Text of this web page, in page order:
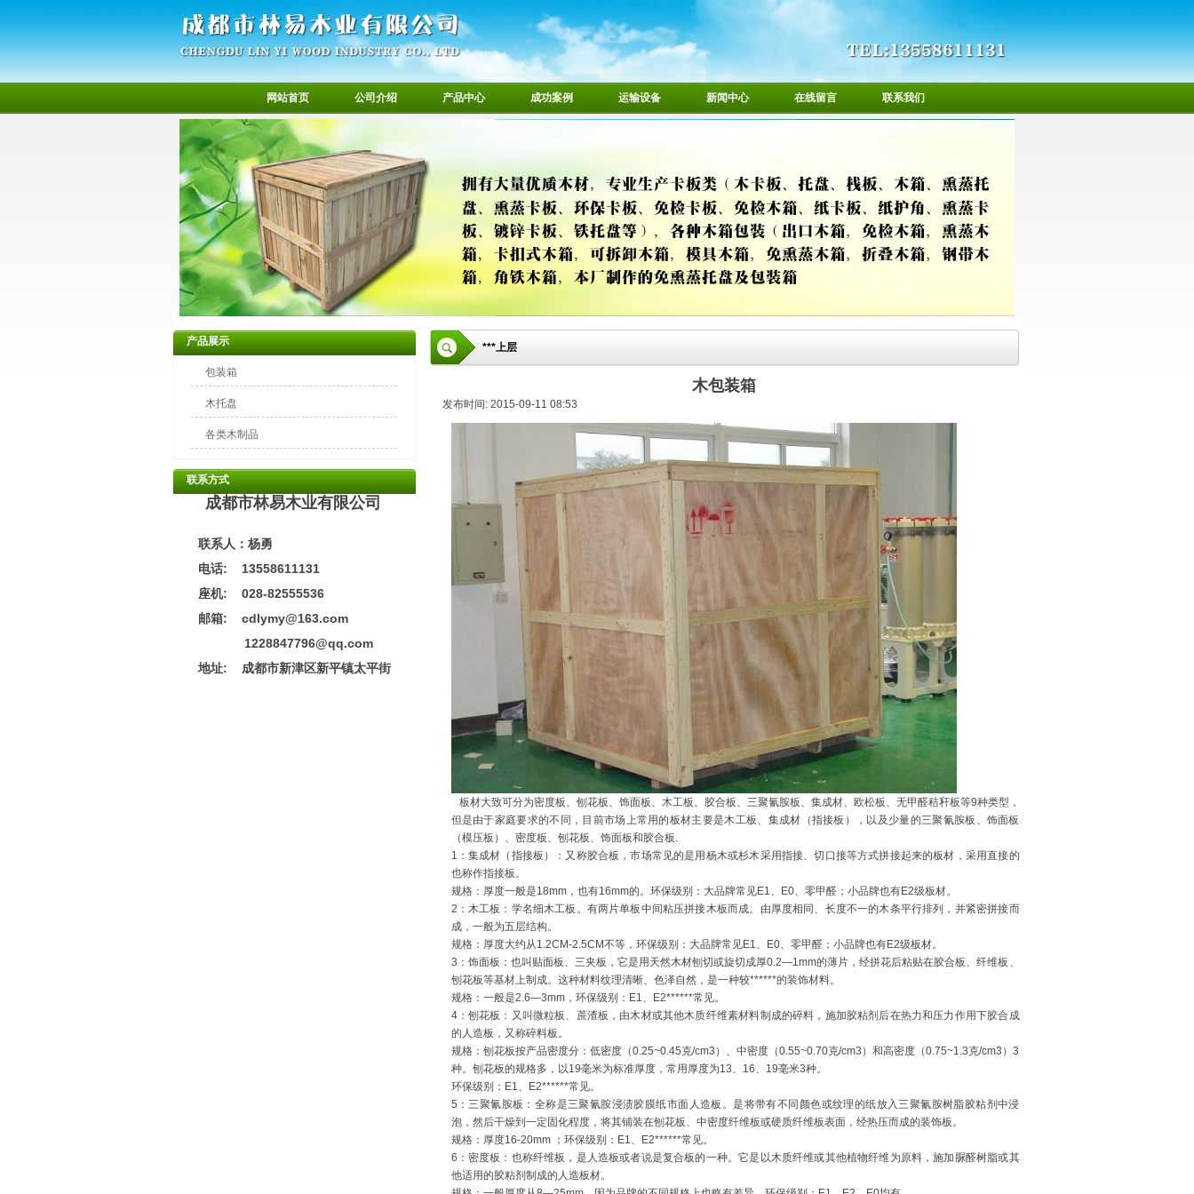
网站首页 公司介绍 产品中心 成功案例 运输设备 新闻中心 在线留言 联系我们
产品展示
包装箱
木托盘
各类木制品
联系方式
成都市林易木业有限公司
联系人：杨勇
电话: 13558611131
座机: 028-82555536
邮箱: cdlymy@163.com
1228847796@qq.com
地址: 成都市新津区新平镇太平街
***上层
木包装箱
发布时间: 2015-09-11 08:53
板材大致可分为密度板、刨花板、饰面板、木工板、胶合板、三聚氰胺板、集成材、欧松板、无甲醛秸秆板等9种类型，
但是由于家庭要求的不同，目前市场上常用的板材主要是木工板、集成材（指接板），以及少量的三聚氰胺板、饰面板
（模压板）、密度板、刨花板、饰面板和胶合板.
1：集成材（指接板）：又称胶合板，市场常见的是用杨木或杉木采用指接、切口接等方式拼接起来的板材，采用直接的
也称作指接板。
规格：厚度一般是18mm，也有16mm的。环保级别：大品牌常见E1、E0、零甲醛；小品牌也有E2级板材。
2：木工板：学名细木工板。有两片单板中间粘压拼接木板而成。由厚度相同、长度不一的木条平行排列，并紧密拼接而
成，一般为五层结构。
规格：厚度大约从1.2CM-2.5CM不等，环保级别：大品牌常见E1、E0、零甲醛；小品牌也有E2级板材。
3：饰面板：也叫贴面板、三夹板，它是用天然木材刨切或旋切成厚0.2—1mm的薄片，经拼花后粘贴在胶合板、纤维板、
刨花板等基材上制成。这种材料纹理清晰、色泽自然，是一种较******的装饰材料。
规格：一般是2.6—3mm，环保级别：E1、E2******常见。
4：刨花板：又叫微粒板、蔗渣板，由木材或其他木质纤维素材料制成的碎料，施加胶粘剂后在热力和压力作用下胶合成
的人造板，又称碎料板。
规格：刨花板按产品密度分：低密度（0.25~0.45克/cm3）、中密度（0.55~0.70克/cm3）和高密度（0.75~1.3克/cm3）3
种。刨花板的规格多，以19毫米为标准厚度，常用厚度为13、16、19毫米3种。
环保级别：E1、E2******常见。
5：三聚氰胺板：全称是三聚氰胺浸渍胶膜纸市面人造板。是将带有不同颜色或纹理的纸放入三聚氰胺树脂胶粘剂中浸
泡，然后干燥到一定固化程度，将其铺装在刨花板、中密度纤维板或硬质纤维板表面，经热压而成的装饰板。
规格：厚度16-20mm ；环保级别：E1、E2******常见。
6：密度板：也称纤维板，是人造板或者说是复合板的一种。它是以木质纤维或其他植物纤维为原料，施加脲醛树脂或其
他适用的胶粘剂制成的人造板材。